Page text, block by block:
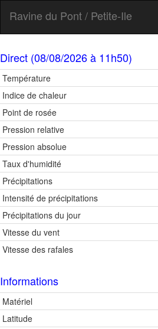
Ravine du Pont / Petite-Ile
Direct (08/08/2026 à 11h50)
Température
Indice de chaleur
Point de rosée
Pression relative
Pression absolue
Taux d'humidité
Précipitations
Intensité de précipitations
Précipitations du jour
Vitesse du vent
Vitesse des rafales
Informations
Matériel
Latitude